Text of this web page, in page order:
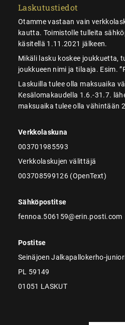
Laskutustiedot
Otamme vastaan vain
kautta. Toimistolle tulleita
käsitellä 1.11.2021 jälkeen.
Mikäli lasku koskee joukkuetta,
joukkueen nimi ja tilaaja. Esim.
Laskuilla tulee olla maksuaika
Kesälomakaudella 1.6.-31.7.
maksuaika tulee olla vähintään
Verkkolaskuna
003701985593
Verkkolaskujen välittäjä
003708599126 (OpenText)
Sähköpostitse
fennoa.506159@erin.posti.com
Postitse
Seinäjoen Jalkapallokerho-
PL 59149
01051 LASKUT